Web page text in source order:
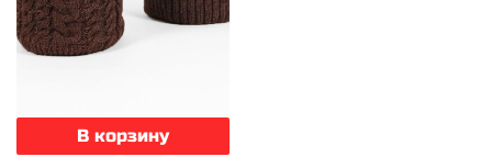
В корзину